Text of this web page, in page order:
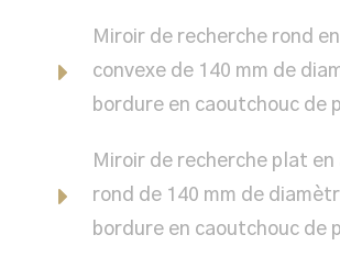
Miroir de recherche rond
convexe de 140 mm de
bordure en caoutchouc de
Miroir de recherche plat en
rond de 140 mm de
bordure en caoutchouc de